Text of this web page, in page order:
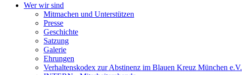
Wer wir sind
Mitmachen und Unterstützen
Presse
Geschichte
Satzung
Galerie
Ehrungen
Verhaltenskodex zur Abstinenz im Blauen Kreuz München e.V.